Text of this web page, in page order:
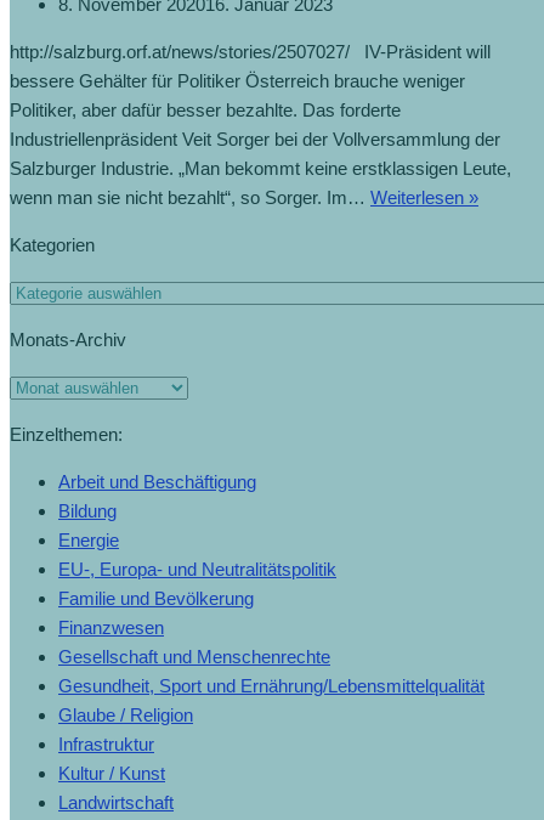
8. November 202016. Januar 2023
http://salzburg.orf.at/news/stories/2507027/ IV-Präsident will
bessere Gehälter für Politiker Österreich brauche weniger
Politiker, aber dafür besser bezahlte. Das forderte
Industriellenpräsident Veit Sorger bei der Vollversammlung der
Salzburger Industrie. „Man bekommt keine erstklassigen Leute,
wenn man sie nicht bezahlt“, so Sorger. Im… Weiterlesen »
Kategorien
Monats-Archiv
Einzelthemen:
Arbeit und Beschäftigung
Bildung
Energie
EU-, Europa- und Neutralitätspolitik
Familie und Bevölkerung
Finanzwesen
Gesellschaft und Menschenrechte
Gesundheit, Sport und Ernährung/Lebensmittelqualität
Glaube / Religion
Infrastruktur
Kultur / Kunst
Landwirtschaft